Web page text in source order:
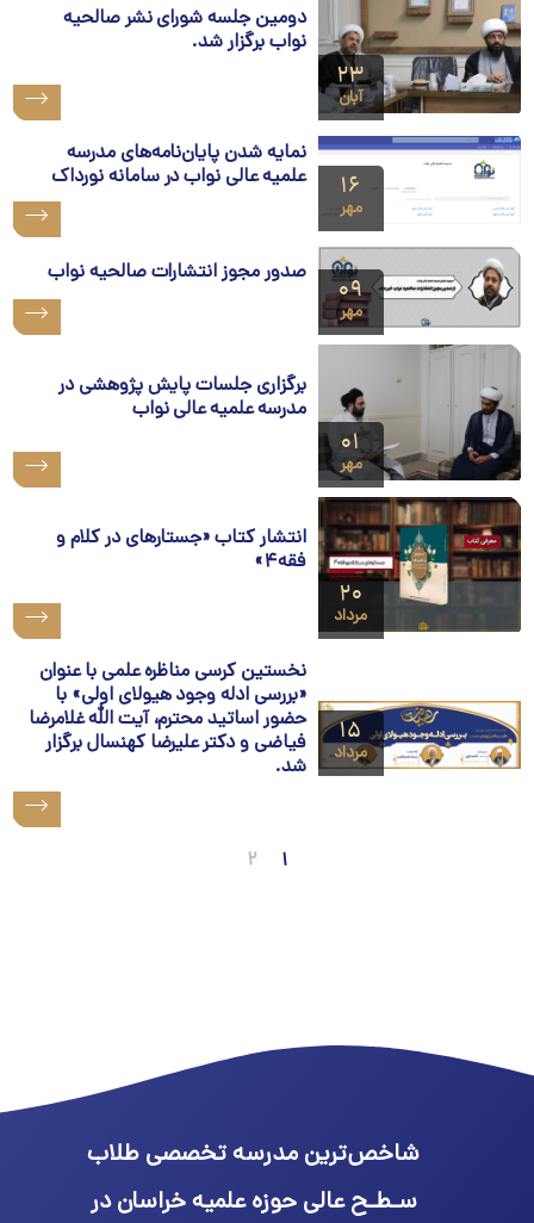
۲۳
آبان
دومین جلسه شورای نشر صالحیه
نواب برگزار شد.
۱۶
مهر
نمایه شدن پایان‌نامه‌های مدرسه
علمیه عالی نواب در سامانه نورداک
۰۹
صدور مجوز انتشارات صالحیه نواب
۰۱
مهر
برگزاری جلسات پایش پژوهشی در
مدرسه علمیه عالی نواب
۲۰
انتشار کتاب «جستارهای در کلام و
فقه۴»
۱۵
مرداد
نخستین کرسی مناظره علمی با عنوان
«بررسی ادله وجود هيولای اولی» با
حضور اساتید محترم، آیت الله غلامرضا
فیاضی و دکتر علیرضا کهنسال برگزار
شد.
شاخص‌ترین مدرسه تخصصی طلاب
سـطـح عالی حوزه علمیه خراسان در